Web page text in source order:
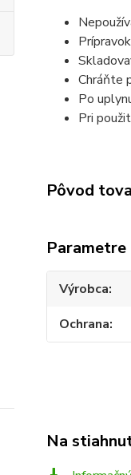
Chráňte
Po
Pri
Pôvod
Parametre
Výrobca
Ochrana
Na